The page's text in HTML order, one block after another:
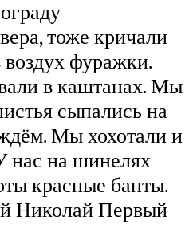
тоже кричали
воздух фуражки.
в каштанах. Мы
сыпались на
Мы хохотали и
нас на шинелях
красные банты.
Николай Первый